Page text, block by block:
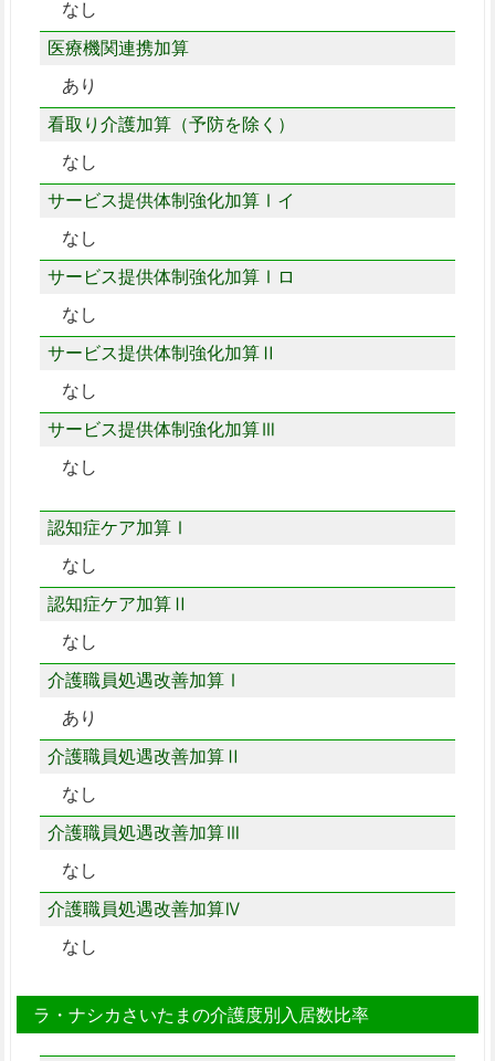
なし
医療機関連携加算
あり
看取り介護加算（予防を除く）
なし
サービス提供体制強化加算Ⅰイ
なし
サービス提供体制強化加算Ⅰロ
なし
サービス提供体制強化加算Ⅱ
なし
サービス提供体制強化加算Ⅲ
なし
認知症ケア加算Ⅰ
なし
認知症ケア加算Ⅱ
なし
介護職員処遇改善加算Ⅰ
あり
介護職員処遇改善加算Ⅱ
なし
介護職員処遇改善加算Ⅲ
なし
介護職員処遇改善加算Ⅳ
なし
ラ・ナシカさいたまの介護度別入居数比率